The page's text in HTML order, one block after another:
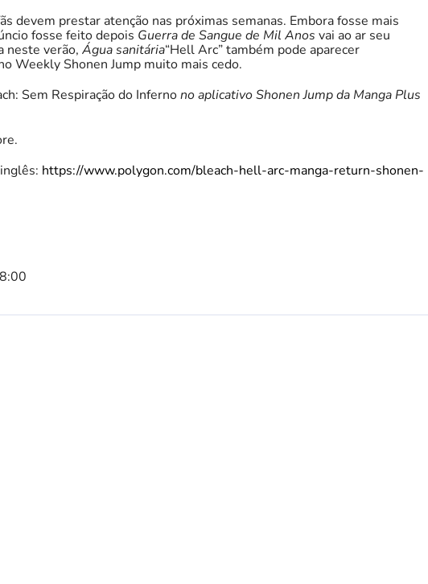
devem prestar atenção nas próximas semanas. Embora fosse mais
fosse feito depois Guerra de Sangue de Mil Anos vai ao ar seu
neste verão, Água sanitária“Hell Arc” também pode aparecer
Weekly Shonen Jump muito mais cedo.
Sem Respiração do Infernono aplicativo Shonen Jump da Manga Plus
https://www.polygon.com/bleach-hell-arc-manga-return-shonen-